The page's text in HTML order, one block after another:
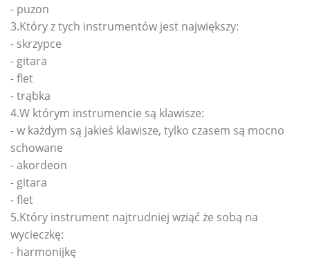
- puzon
3.Który z tych instrumentów jest największy:
- skrzypce
- gitara
- flet
- trąbka
4.W którym instrumencie są klawisze:
- w każdym są jakieś klawisze, tylko czasem są mocno
schowane
- akordeon
- gitara
- flet
5.Który instrument najtrudniej wziąć że sobą na
wycieczkę:
- harmonijkę